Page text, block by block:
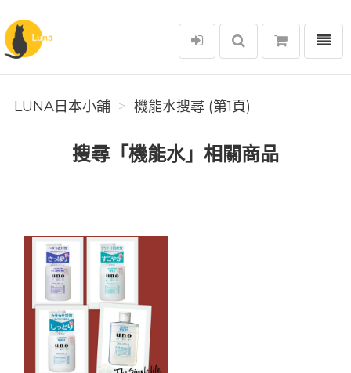
Luna日本小舖
選單
LUNA日本小舖 機能水搜尋 (第1頁)
搜尋「機能水」相關商品